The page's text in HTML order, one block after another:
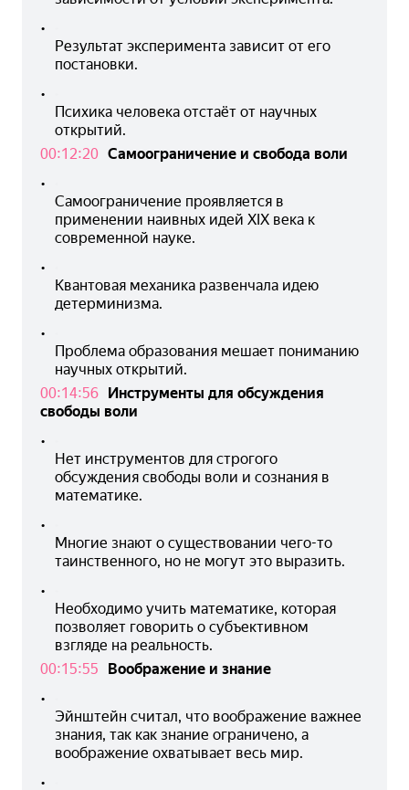
Результат эксперимента зависит от его
постановки.
Психика человека отстаёт от научных
открытий.
00:12:20 Самоограничение и свобода воли
Самоограничение проявляется в
применении наивных идей XIX века к
современной науке.
Квантовая механика развенчала идею
детерминизма.
Проблема образования мешает пониманию
научных открытий.
00:14:56 Инструменты для обсуждения
свободы воли
Нет инструментов для строгого
обсуждения свободы воли и сознания в
математике.
Многие знают о существовании чего-то
таинственного, но не могут это выразить.
Необходимо учить математике, которая
позволяет говорить о субъективном
взгляде на реальность.
00:15:55
Воображение и знание
Эйнштейн считал, что воображение важнее
знания, так как знание ограничено, а
воображение охватывает весь мир.